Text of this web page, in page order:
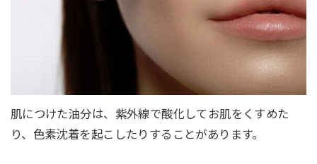
肌につけた油分は、紫外線で酸化してお肌をくすめた
り、色素沈着を起こしたりすることがあります。